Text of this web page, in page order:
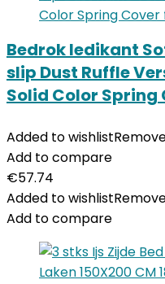
Bedrok ledikant
slip Dust Ruffle
Solid Color Spring
Added to wishlist
Add to compare
€57.74
Added to wishlist
Add to compare